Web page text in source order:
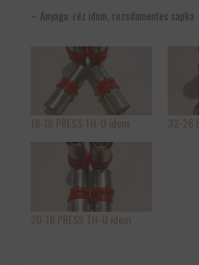
– Anyaga: réz idom, rozsdamentes sapka
16-16 PRESS TH-U idom 32-26
20-16 PRESS TH-U idom